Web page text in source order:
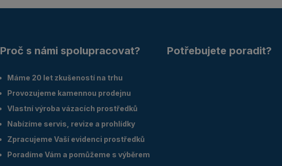
Proč s námi spolupracovat?
Máme 20 let zkušeností na trhu
Provozujeme kamennou prodejnu
Vlastní výroba vázacích prostředků
Nabízíme servis, revize a prohlídky
Zpracujeme Vaší evidenci prostředků
Poradíme Vám a pomůžeme s výběrem
Potřebujete poradit?